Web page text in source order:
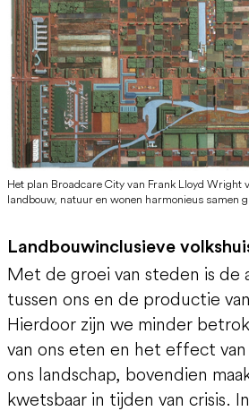
Het plan Broadcare City van Frank Lloyd Wright
landbouw, natuur en wonen harmonieus samen
Landbouwinclusieve
Met de groei van steden is de
tussen ons en de productie
Hierdoor zijn we minder
van ons eten en het effect
ons landschap, bovendien
kwetsbaar in tijden van crisis. In